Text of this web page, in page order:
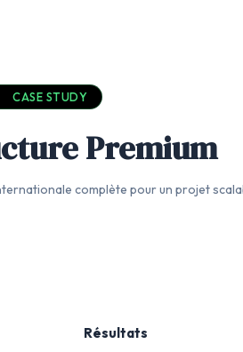
CASE STUDY
Premium
complète pour un projet
Résultats